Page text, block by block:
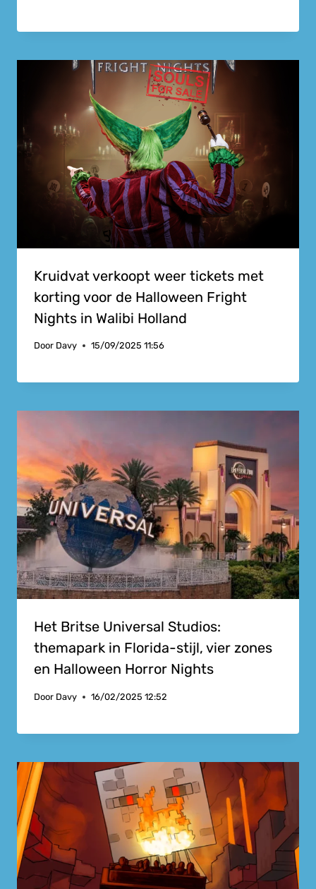
Kruidvat verkoopt weer tickets met
korting voor de Halloween Fright
Nights in Walibi Holland
Door Davy 15/09/2025 11:56
Het Britse Universal Studios:
themapark in Florida-stijl, vier zones
en Halloween Horror Nights
Door Davy 16/02/2025 12:52